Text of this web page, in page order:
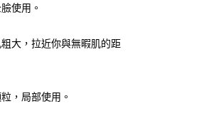
使用。
大，拉近你與無暇肌的距
，局部使用。